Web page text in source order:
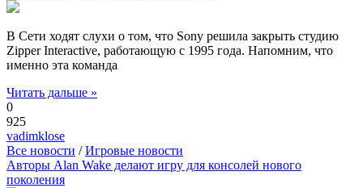
В Сети ходят слухи о том, что Sony решила закрыть студию
Zipper Interactive, работающую с 1995 года. Напомним, что
именно эта команда
Читать дальше »
0
925
vadimklose
Все новости /Игровые новости
Авторы Alan Wake делают игру для консолей нового
поколения